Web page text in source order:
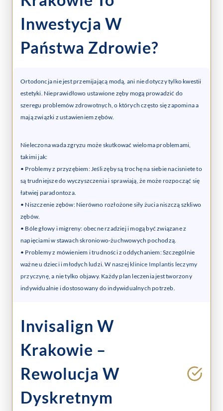
Inwestycja W
Państwa Zdrowie?
Ortodoncja nie jest przemijającą modą, ani nie dotyczy tylko kwestii
estetyki. Nieprawidłowo ustawione zęby mogą prowadzić do
szeregu problemów zdrowotnych, o których często się zapomina a
mają związki z ustawieniem zębów.
Nieleczona wada zgryzu może skutkować wieloma problemami,
takimi jak:
• Problemy z przyzębiem: Jeśli zęby są trochę na siebie nacisniete to
są trudniejsze do wyczyszczenia i sprawiają, że może rozpocząć się
łatwiej paradontoza.
• Niszczenie zębów: Nierówno rozłożone siły żucia niszczą szkliwo
zębów.
• Bóle głowy i migreny: obecne rzadziej i mogą być związane z
napięciami w stawach skroniowo-żuchwowych pochodzą.
• Problemy z mówieniem i trudności z oddychaniem: Szczególnie
ważne u dzieci i młodych ludzi. W naszej klinice Implantis leczymy
przyczynę, a nie tylko objawy. Każdy plan leczenia jest tworzony
indywidualnie i dostosowany do indywidualnych potrzeb.
Invisalign W
Krakowie –
Rewolucja W
Dyskretnym